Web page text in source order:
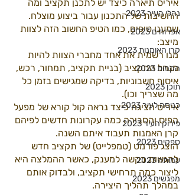
נהלי העיר 2023
אפרוחים 2023
קרן האומנות 2023
הקמות 2023
תוכן 2023
כניסה לעיר 2023
פירוק העיר 2023
ספקים 2023
עמותה 2023
מפגשים 2023
איריס תיארה כיצד יש לתכנן תקציב ומה
החשיבות של התכנון עבור ביצוע מוצלח.
שמענו טיפים, כמו הטיפ החשוב הזה לצוות
מיצב:
מנו רשמית את אחד מחברי הצוות להיות
מנהל התקציב (בניית תקציב, תמחור, רכש,
איסוף חשבוניות, בדיקה שמגישים בזמן כל
מה שצריך וכו).
איריס הציגה כיצד נראה קול קורא של מפעל
הפיס והסבירה כמה עקרונות חדשים לפיהם
קרן האמנות תעבוד איתם השנה.
הוצג פורמט (טמפלייט) של תקציב חדש
להגשות בקשה למענק, כאשר ההמלצה היא
ליצור כמה תרחישי תקציב, ולבדוק אותם
במהלך תהליך היצירה.